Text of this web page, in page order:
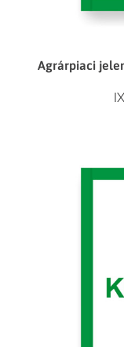
Agrárpiaci